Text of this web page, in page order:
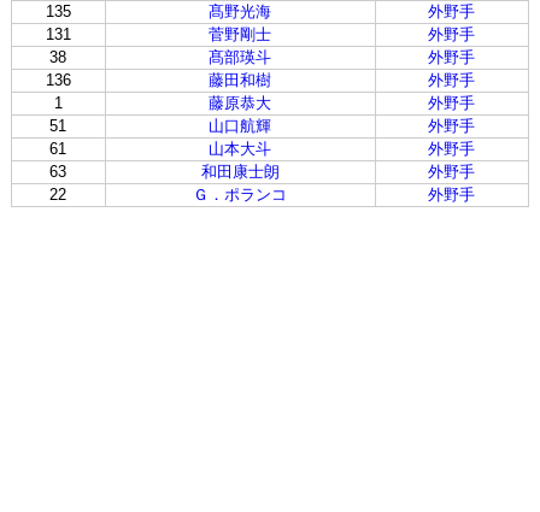
135
髙野光海
外野手
131
菅野剛士
外野手
38
髙部瑛斗
外野手
136
藤田和樹
外野手
1
藤原恭大
外野手
51
山口航輝
外野手
61
山本大斗
外野手
63
和田康士朗
外野手
22
Ｇ．ポランコ 外野手